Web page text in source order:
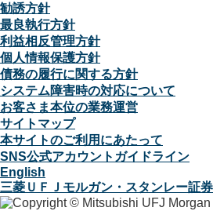
勧誘方針
最良執行方針
利益相反管理方針
個人情報保護方針
債務の履行に関する方針
システム障害時の対応について
お客さま本位の業務運営
サイトマップ
本サイトのご利用にあたって
SNS公式アカウントガイドライン
English
三菱ＵＦＪモルガン・スタンレー証